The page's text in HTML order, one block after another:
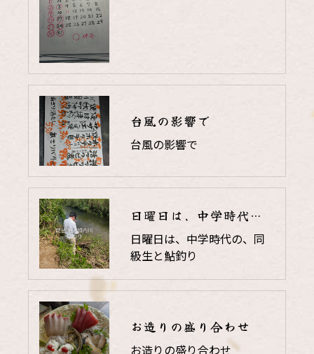
台風の影響で
台風の影響で
日曜日は、中学時代の、同級生と鮎釣り
日曜日は、中学時代の、同
級生と鮎釣り
お造りの盛り合わせ
お造りの盛り合わせ